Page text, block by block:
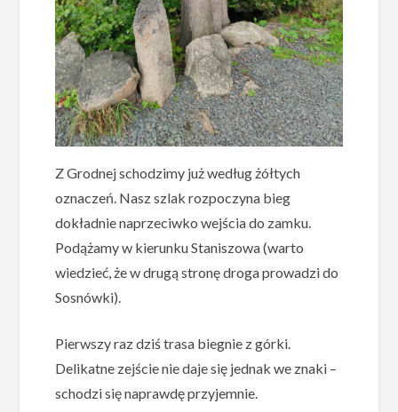
Z Grodnej schodzimy już według żółtych
oznaczeń. Nasz szlak rozpoczyna bieg
dokładnie naprzeciwko wejścia do zamku.
Podążamy w kierunku Staniszowa (warto
wiedzieć, że w drugą stronę droga prowadzi do
Sosnówki).
Pierwszy raz dziś trasa biegnie z górki.
Delikatne zejście nie daje się jednak we znaki –
schodzi się naprawdę przyjemnie.